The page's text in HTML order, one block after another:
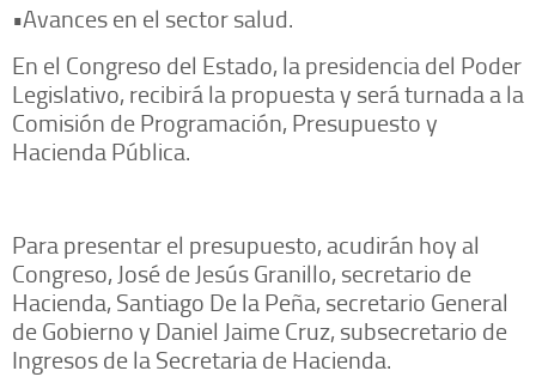
•Avances en el sector salud.
En el Congreso del Estado, la presidencia del Poder
Legislativo, recibirá la propuesta y será turnada a la
Comisión de Programación, Presupuesto y
Hacienda Pública.
Para presentar el presupuesto, acudirán hoy al
Congreso, José de Jesús Granillo, secretario de
Hacienda, Santiago De la Peña, secretario General
de Gobierno y Daniel Jaime Cruz, subsecretario de
Ingresos de la Secretaria de Hacienda.